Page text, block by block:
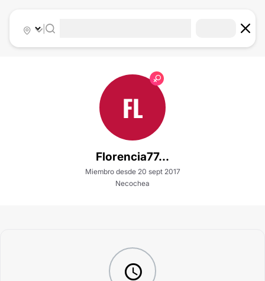
|
FL
Florencia77...
Miembro desde 20 sept 2017
Necochea